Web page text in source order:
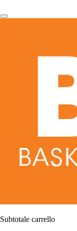
Subtotale carrello